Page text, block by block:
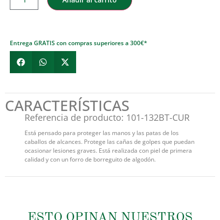
Entrega GRATIS con compras superiores a 300€*
CARACTERÍSTICAS
Referencia de producto: 101-132BT-CUR
Está pensado para proteger las manos y las patas de los
caballos de alcances. Protege las cañas de golpes que puedan
ocasionar lesiones graves. Está realizada con piel de primera
calidad y con un forro de borreguito de algodón.
ESTO OPINAN NUESTROS